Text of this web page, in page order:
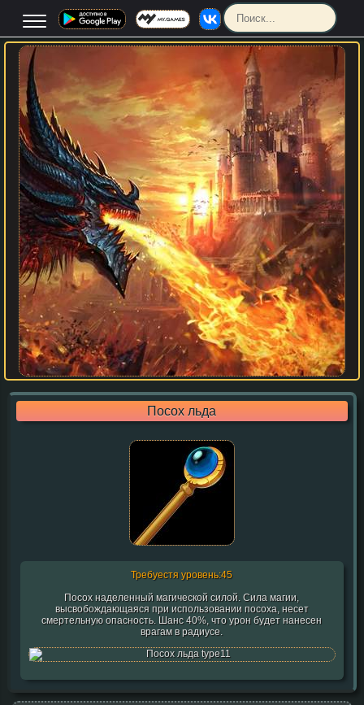
Посох льда
Требуестя уровень:45
Посох наделенный магической силой. Сила магии,
высвобождающаяся при использовании посоха, несет
смертельную опасность. Шанс 40%, что урон будет нанесен
врагам в радиусе.